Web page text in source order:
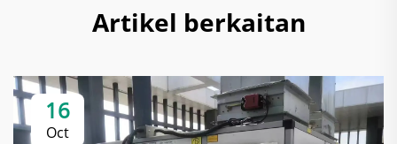
Artikel berkaitan
16
Oct